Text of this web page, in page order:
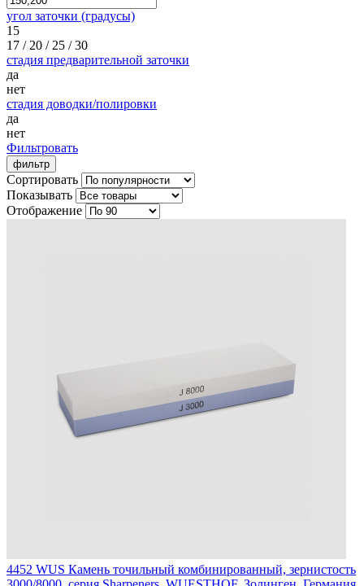
угол заточки (градусы)
15
17 / 20 / 25 / 30
cтадия предварительной заточки
да
нет
стадия доводки/полировки
да
нет
Фильтровать
фильтр
Сортировать
Показывать
Отображение
4452 WUS Камень точильный комбинированный, зернистость